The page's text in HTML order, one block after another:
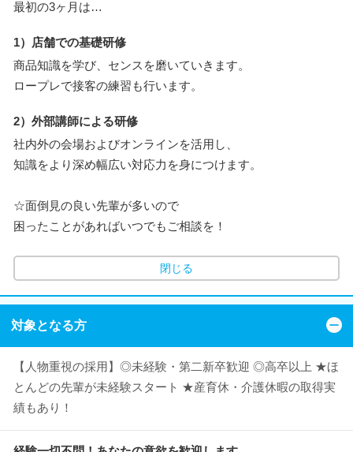
最初の3ヶ月は…
1）店舗での基礎研修
商品知識を学び、センスを磨いていきます。
ロープレで接客の練習も行います。
2）外部講師による研修
社内外の会場およびオンラインを活用し、
知識をより深め幅広い対応力を身につけます。
☆面倒見の良い先輩が多いので
困ったことがあればいつでもご相談を！
閉じる
対象となる方
【人物重視の採用】◎未経験・第二新卒歓迎 ◎高卒以上 ★ほ
とんどの先輩が未経験スタート ★産育休・介護休暇の取得実
績もあり！